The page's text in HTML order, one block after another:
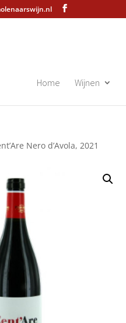
Home Wijnen
Nero d’Avola, 2021